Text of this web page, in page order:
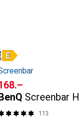
Screenbar
113